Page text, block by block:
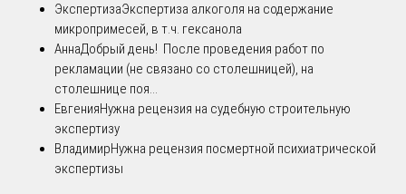
ЭкспертизаЭкспертиза алкоголя на содержание
микропримесей, в т.ч. гексанола
АннаДобрый день! После проведения работ по
рекламации (не связано со столешницей), на
столешнице поя...
ЕвгенияНужна рецензия на судебную строительную
экспертизу
ВладимирНужна рецензия посмертной психиатрической
экспертизы